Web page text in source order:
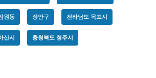
원동 장안구 전라남도 목포시
산시 충청북도 청주시